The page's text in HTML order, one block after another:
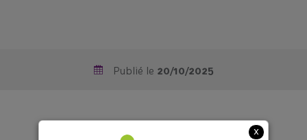
x
Publié le 20/10/2025